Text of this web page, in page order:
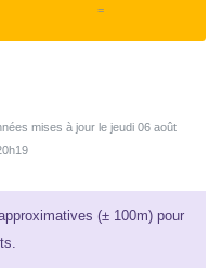
=
mises à jour le jeudi 06 août
(± 100m) pour